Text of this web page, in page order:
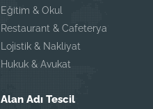
Eğitim & Okul
Restaurant & Cafeterya
Lojistik & Nakliyat
Hukuk & Avukat
Alan Adı Tescil